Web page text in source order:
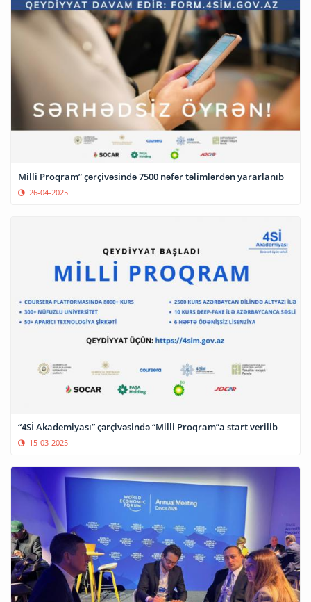
Milli Proqram” çərçivəsində 7500 nəfər təlimlərdən yararlanıb
26-04-2025
“4Sİ Akademiyası” çərçivəsində “Milli Proqram”a start verilib
15-03-2025